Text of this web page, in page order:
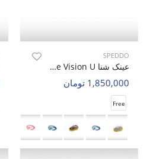
SPEDDO
عینک شنا Unisex Speddo Pure Vision U
1,850,000 تومان
Free